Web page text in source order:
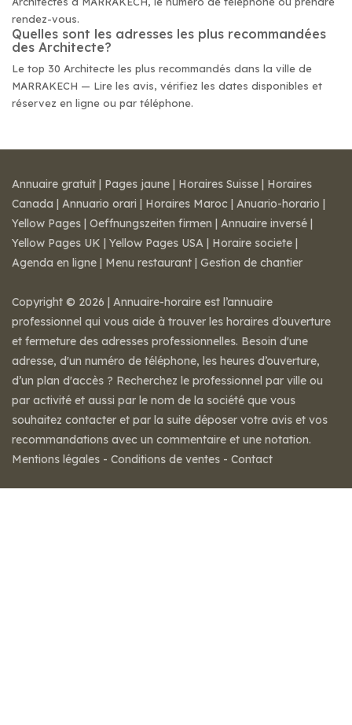
rendez-vous.
Quelles sont les adresses les plus recommandées
des Architecte?
Le top 30 Architecte les plus recommandés dans la ville de
MARRAKECH — Lire les avis, vérifiez les dates disponibles et
réservez en ligne ou par téléphone.
Annuaire gratuit | Pages jaune | Horaires Suisse | Horaires
Canada | Annuario orari | Horaires Maroc | Anuario-horario |
Yellow Pages | Oeffnungszeiten firmen | Annuaire inversé |
Yellow Pages UK | Yellow Pages USA | Horaire societe |
Agenda en ligne | Menu restaurant | Gestion de chantier
Copyright © 2026 | Annuaire-horaire est l’annuaire
professionnel qui vous aide à trouver les horaires d’ouverture
et fermeture des adresses professionnelles. Besoin d'une
adresse, d'un numéro de téléphone, les heures d’ouverture,
d’un plan d'accès ? Recherchez le professionnel par ville ou
par activité et aussi par le nom de la société que vous
souhaitez contacter et par la suite déposer votre avis et vos
recommandations avec un commentaire et une notation.
Mentions légales - Conditions de ventes - Contact